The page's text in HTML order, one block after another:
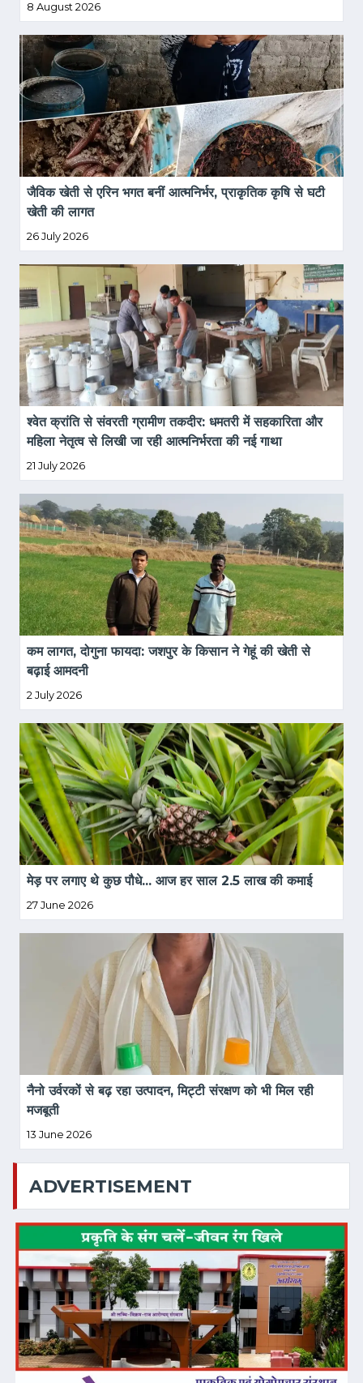
8 August 2026
जैविक खेती से एरिन भगत बनीं आत्मनिर्भर, प्राकृतिक कृषि से घटी
खेती की लागत
26 July 2026
श्वेत क्रांति से संवरती ग्रामीण तकदीर: धमतरी में सहकारिता और
महिला नेतृत्व से लिखी जा रही आत्मनिर्भरता की नई गाथा
21 July 2026
कम लागत, दोगुना फायदा: जशपुर के किसान ने गेहूं की खेती से
बढ़ाई आमदनी
2 July 2026
मेड़ पर लगाए थे कुछ पौधे... आज हर साल 2.5 लाख की कमाई
27 June 2026
नैनो उर्वरकों से बढ़ रहा उत्पादन, मिट्टी संरक्षण को भी मिल रही
मजबूती
13 June 2026
ADVERTISEMENT